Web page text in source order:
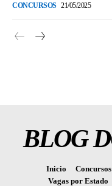
CONCURSOS 21/05/2025
BLOG
Inicio
Vagas por Estado